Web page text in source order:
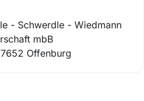
- Schwerdle - Wiedmann
mbB
Offenburg